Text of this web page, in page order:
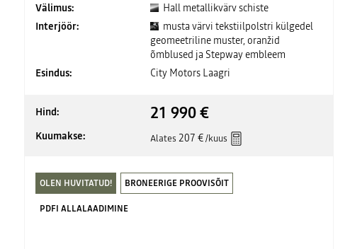
Välimus:
Hall metallikvärv schiste
Interjöör:
musta värvi tekstiilpolstri külgedel
geomeetriline muster, oranžid
õmblused ja Stepway embleem
Esindus:
City Motors Laagri
Hind: 21 990 €
Kuumakse: Alates 207 €/kuus
OLEN HUVITATUD! BRONEERIGE PROOVISÕIT
PDFI ALLALAADIMINE